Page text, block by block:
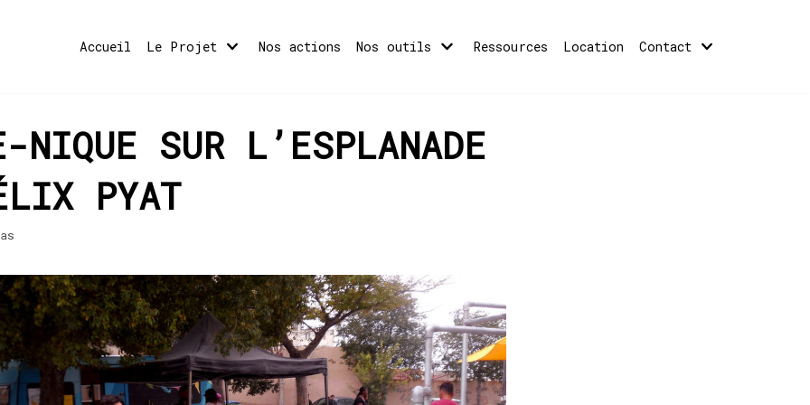
Accueil Le Projet Nos actions Nos outils Ressources Location Contact
NIQUE SUR L’ESPLANADE
PYAT